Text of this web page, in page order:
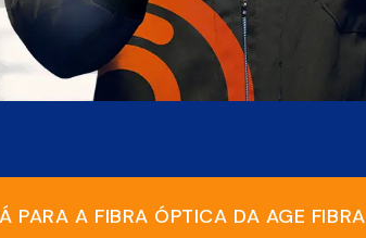
PARA A FIBRA ÓPTICA DA AGE FIBRA